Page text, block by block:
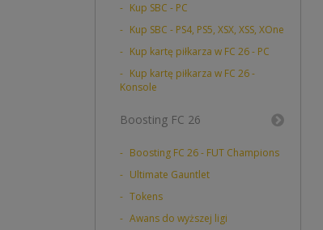
Kup SBC - PC
Kup SBC - PS4, PS5, XSX, XSS, XOne
Kup kartę piłkarza w FC 26 - PC
Kup kartę piłkarza w FC 26 -
Konsole
Boosting FC 26
Boosting FC 26 - FUT Champions
Ultimate Gauntlet
Tokens
Awans do wyższej ligi